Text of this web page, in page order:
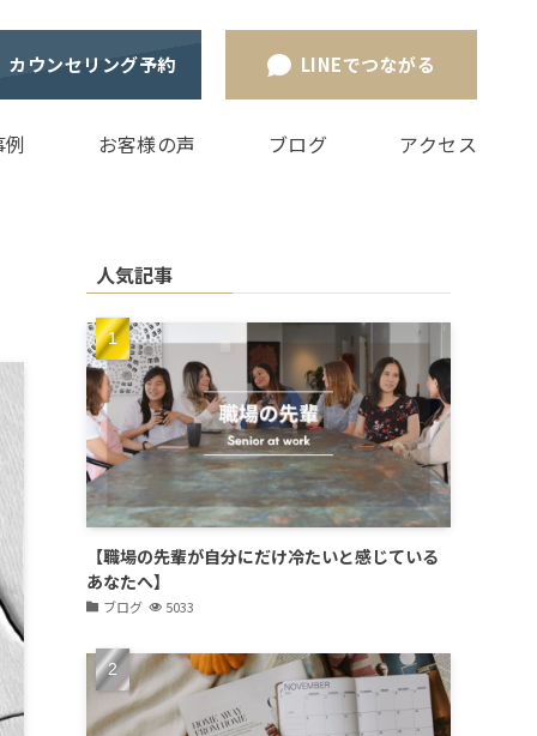
カウンセリング予約 LINEでつながる
お客様の声 ブログ アクセス
人気記事
【職場の先輩が自分にだけ冷たいと感じている
あなたへ】
ブログ 5033